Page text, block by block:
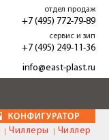
отдел продаж
+7 (495) 772-79-89
сервис и зип
+7 (495) 249-11-36
info@east-plast.ru
Чиллеры
Чиллер